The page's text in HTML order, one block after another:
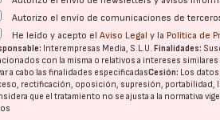
Autorizo el envío de comunicaciones de
He leído y acepto elAviso Legal y la Política de
Interempresas Media, S.L.U. Finalidades:
con la misma o relativos a intereses
a cabo las finalidades especificadasCesión: Los
rectificación, oposición, supresión, portabilidad,
que el tratamiento no se ajusta a la normativa